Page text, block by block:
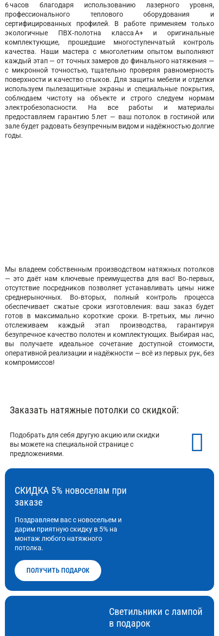
6 часов благодаря использованию лазерного уровня,
профессионального теплового оборудования и
сертифицированных профилей. В работе применяем только
экологичные ПВХ‑полотна класса А+ и оригинальные
комплектующие, прошедшие многоступенчатый контроль
качества. Наши мастера с многолетним опытом выполняют
каждый этап — от точных замеров до финального натяжения —
с микронной точностью, тщательно проверяя равномерность
поверхности и качество стыков. Для защиты мебели и отделки
используем пылезащитные экраны и специальные покрытия,
соблюдаем чистоту на объекте и строго следуем нормам
электробезопасности. На все работы и материалы
предоставляем гарантию 5 лет — ваш потолок в гостиной или
зале будет радовать безупречным видом и надёжностью долгие
годы.
Мы владеем собственным производством натяжных потолков
— это даёт нам ключевые преимущества для вас! Во‑первых,
отсутствие посредников позволяет устанавливать цены ниже
среднерыночных. Во‑вторых, полный контроль процесса
обеспечивает сжатые сроки изготовления: ваш заказ будет
готов в максимально короткие сроки. В‑третьих, мы лично
отслеживаем каждый этап производства, гарантируя
безупречное качество полотен и комплектующих. Выбирая нас,
вы получаете идеальное сочетание доступной стоимости,
оперативной реализации и надёжности — всё из первых рук, без
компромиссов!
Заказать натяжные потолки со скидкой:
Подобрать для себя другую акцию или скидки
вы можете на специальной странице с
предложениями.
СКИДКА 5% новоселам при
заказе
Поздравляем вас с новосельем и
дарим приятную скидку в 5% на
монтаж любого натяжного
потолка.
ПОЛУЧИТЬ ПОДАРОК
Светильники с лампой
в подарок